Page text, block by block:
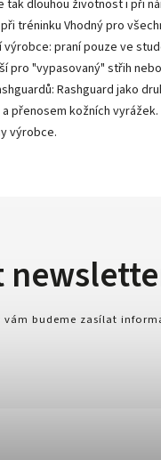
dlouhou životnost i při
tréninku Vhodný pro
praní pouze ve
pro "vypasovaný" střih
Rashguard jako
přenosem kožních
výrobce.
budeme zasílat